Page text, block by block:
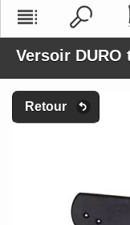
Versoir DURO
Retour